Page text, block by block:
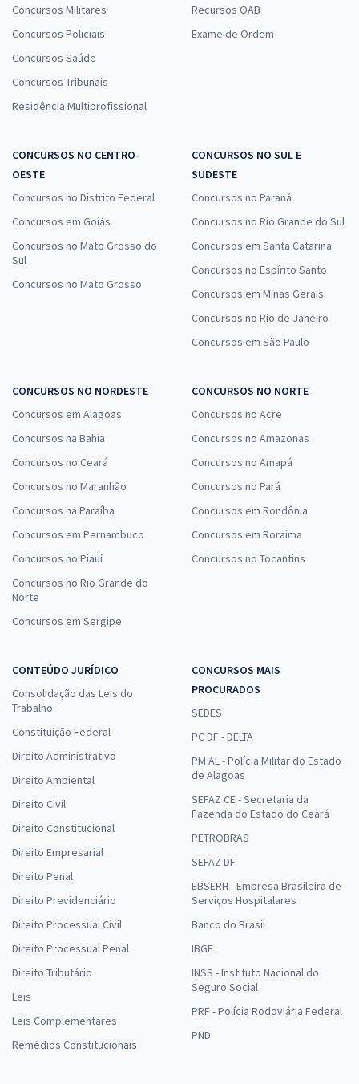
Concursos Militares
Concursos Policiais
Concursos Saúde
Concursos Tribunais
Residência Multiprofissional
Recursos OAB
Exame de Ordem
CONCURSOS NO CENTRO-
OESTE
Concursos no Distrito Federal
Concursos em Goiás
Concursos no Mato Grosso do
Sul
Concursos no Mato Grosso
CONCURSOS NO SUL E
SUDESTE
Concursos no Paraná
Concursos no Rio Grande do Sul
Concursos em Santa Catarina
Concursos no Espírito Santo
Concursos em Minas Gerais
Concursos no Rio de Janeiro
Concursos em São Paulo
CONCURSOS NO NORDESTE
Concursos em Alagoas
Concursos na Bahia
Concursos no Ceará
Concursos no Maranhão
Concursos na Paraíba
Concursos em Pernambuco
Concursos no Piauí
Concursos no Rio Grande do
Norte
Concursos em Sergipe
CONCURSOS NO NORTE
Concursos no Acre
Concursos no Amazonas
Concursos no Amapá
Concursos no Pará
Concursos em Rondônia
Concursos em Roraima
Concursos no Tocantins
CONTEÚDO JURÍDICO
Consolidação das Leis do
Trabalho
Constituição Federal
Direito Administrativo
Direito Ambiental
Direito Civil
Direito Constitucional
Direito Empresarial
Direito Penal
Direito Previdenciário
Direito Processual Civil
Direito Processual Penal
Direito Tributário
Leis
Leis Complementares
Remédios Constitucionais
CONCURSOS MAIS
PROCURADOS
SEDES
PC DF - DELTA
PM AL - Polícia Militar do Estado
de Alagoas
SEFAZ CE - Secretaria da
Fazenda do Estado do Ceará
PETROBRAS
SEFAZ DF
EBSERH - Empresa Brasileira de
Serviços Hospitalares
Banco do Brasil
IBGE
INSS - Instituto Nacional do
Seguro Social
PRF - Polícia Rodoviária Federal
PND